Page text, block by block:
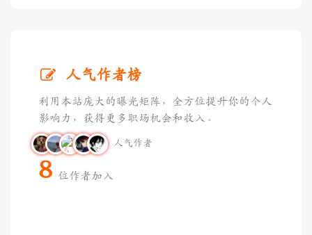
人气作者榜
利用本站庞大的曝光矩阵，全方位提升你的个人
影响力，获得更多职场机会和收入。
人气作者
8 位作者加入